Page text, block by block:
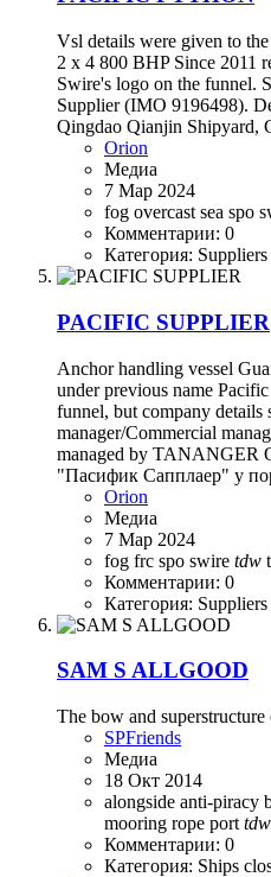
Vsl details were given to
2 x 4 800 BHP Since 2011
Swire's logo on the funnel.
Supplier (IMO 9196498).
Qingdao Qianjin Shipyard,
Orion
Медиа
7 Мар 2024
fog overcast sea spo
Комментарии: 0
Категория:
PACIFIC SUPPLIER
Anchor handling vessel
under previous name
funnel, but company details
manager/Commercial
managed by
"Пасифик Сапплаер" у
Orion
Медиа
7 Мар 2024
fog frc spo swire tdw
Комментарии: 0
Категория:
SAM S ALLGOOD
The bow and
SPFriends
Медиа
18 Окт 2014
alongside anti-piracy
mooring rope port tdw
Комментарии: 0
Категория: Ships